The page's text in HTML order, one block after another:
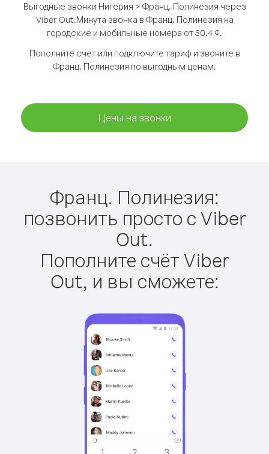
Выгодные звонки Нигерия > Франц. Полинезия через
Viber Out.Минута звонка в Франц. Полинезия на
городские и мобильные номера от 30.4 ¢.
Пополните счёт или подключите тариф и звоните в
Франц. Полинезия по выгодным ценам.
Цены на звонки
Франц. Полинезия:
позвонить просто с Viber
Out.
Пополните счёт Viber
Out, и вы сможете: